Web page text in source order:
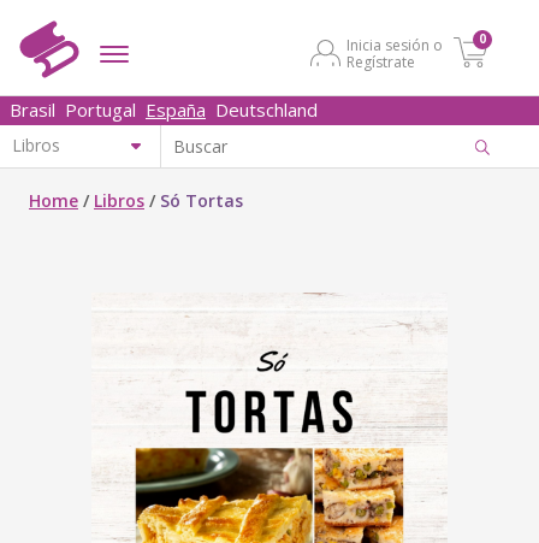
Inicia sesión o
Regístrate
0
Brasil Portugal España Deutschland
Home / Libros / Só Tortas